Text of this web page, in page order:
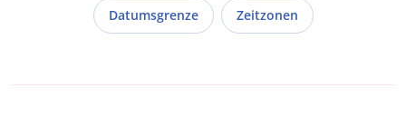
Datumsgrenze Zeitzonen